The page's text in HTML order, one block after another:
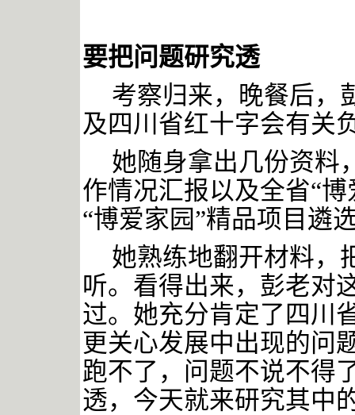
要把问题研究透
考察归来，晚餐后，
及四川省红十字会有关
她随身拿出几份资料
作情况汇报以及全省“
“博爱家园”精品项目遴
她熟练地翻开材料，
听。看得出来，彭老对
过。她充分肯定了四川
更关心发展中出现的问
跑不了，问题不说不得
透，今天就来研究其中